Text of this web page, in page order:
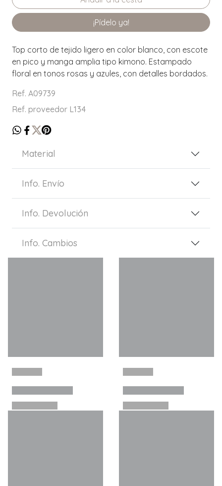
¡Pídelo ya!
Top corto de tejido ligero en color blanco, con escote
en pico y manga amplia tipo kimono. Estampado
floral en tonos rosas y azules, con detalles bordados.
Ref. A09739
Ref. proveedor L134
Material
Info. Envío
Info. Devolución
Info. Cambios